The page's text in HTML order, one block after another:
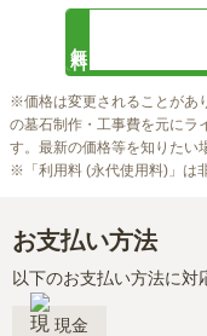
※価格は変更されることがあ
の墓石制作・工事費を元にラ
す。最新の価格等を知りたい
※「利用料 (永代使用料)」は
お支払い方法
以下のお支払い方法に対
現金